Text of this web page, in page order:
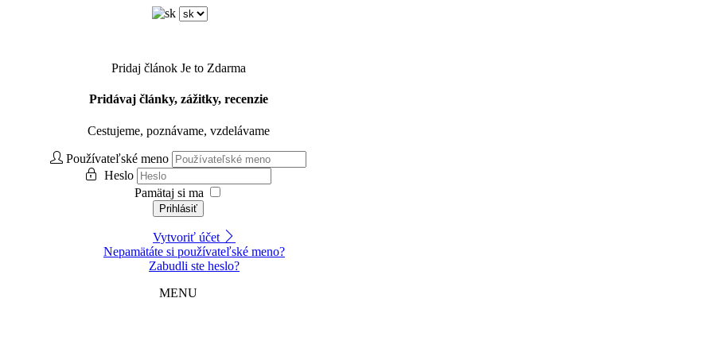
Pridaj článok Je to Zdarma
Pridávaj články, zážitky, recenzie
Cestujeme, poznávame, vzdelávame
Používateľské meno
Heslo
Pamätaj si ma
Prihlásiť
Vytvoriť účet
Nepamätáte si používateľské meno?
Zabudli ste heslo?
MENU